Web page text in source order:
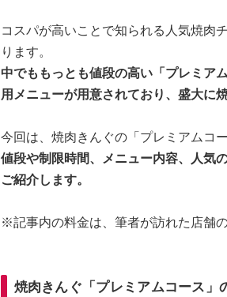
コスパが高いことで知られる人気焼肉
ります。
中でももっとも値段の高い「プレミア
用メニューが用意されており、盛大に
今回は、焼肉きんぐの「プレミアムコ
値段や制限時間、メニュー内容、人気
ご紹介します。
※記事内の料金は、筆者が訪れた店舗
焼肉きんぐ「プレミアムコース」